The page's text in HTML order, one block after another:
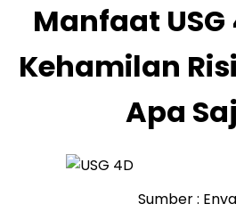
Manfaat
Kehamilan
Apa
Sumber :